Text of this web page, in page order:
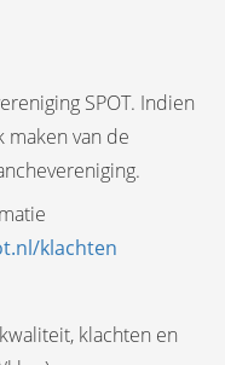
SPOT. Indien
van de
klachten
klachten en